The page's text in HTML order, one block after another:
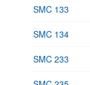
SMC 133
SMC 134
SMC 233